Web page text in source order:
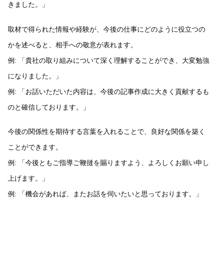
きました。」
取材で得られた情報や経験が、今後の仕事にどのように役立つの
かを述べると、相手への敬意が表れます。
例: 「貴社の取り組みについて深く理解することができ、大変勉強
になりました。」
例: 「お話いただいた内容は、今後の記事作成に大きく貢献するも
のと確信しております。」
今後の関係性を期待する言葉を入れることで、良好な関係を築く
ことができます。
例: 「今後ともご指導ご鞭撻を賜りますよう、よろしくお願い申し
上げます。」
例: 「機会があれば、またお話を伺いたいと思っております。」